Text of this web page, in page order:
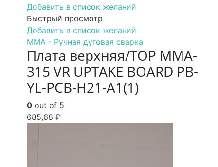
Добавить в список желаний
Быстрый просмотр
Добавить в список желаний
MMA - Ручная дуговая сварка
Плата верхняя/TOP MMA-
315 VR UPTAKE BOARD PB-
YL-PCB-H21-A1(1)
0 out of 5
685,68 ₽